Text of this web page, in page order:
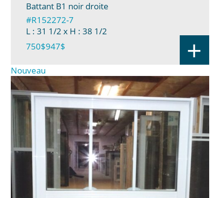
Battant B1 noir droite
#R152272-7
L : 31 1/2 x H : 38 1/2
750$947$ +
Nouveau